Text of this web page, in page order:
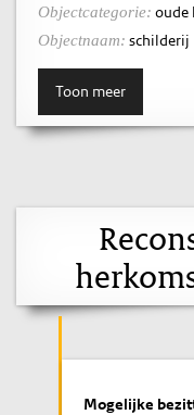
Objectcategorie: oude
Objectnaam: schilderij
Toon meer
Mogelijke